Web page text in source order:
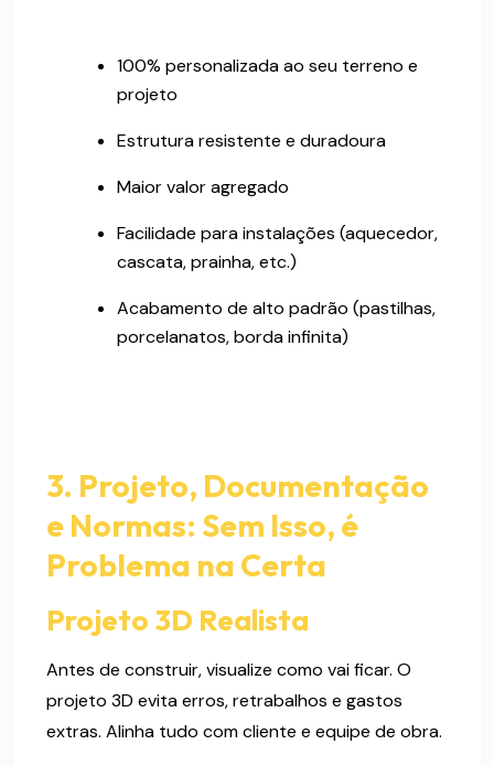
100% personalizada ao seu terreno e
projeto
Estrutura resistente e duradoura
Maior valor agregado
Facilidade para instalações (aquecedor,
cascata, prainha, etc.)
Acabamento de alto padrão (pastilhas,
porcelanatos, borda infinita)
3. Projeto, Documentação
e Normas: Sem Isso, é
Problema na Certa
Projeto 3D Realista
Antes de construir, visualize como vai ficar. O
projeto 3D evita erros, retrabalhos e gastos
extras. Alinha tudo com cliente e equipe de obra.